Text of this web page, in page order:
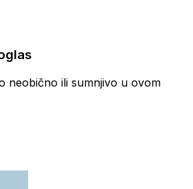
neobično ili sumnjivo u ovom